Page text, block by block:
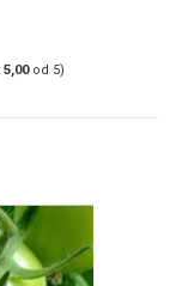
5,00od 5)